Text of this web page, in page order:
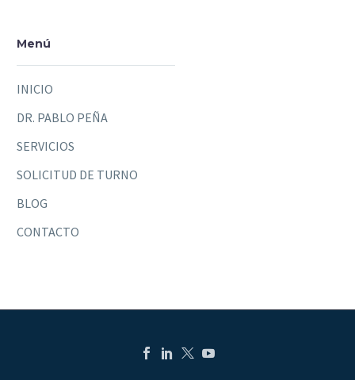
Menú
INICIO
DR. PABLO PEÑA
SERVICIOS
SOLICITUD DE TURNO
BLOG
CONTACTO